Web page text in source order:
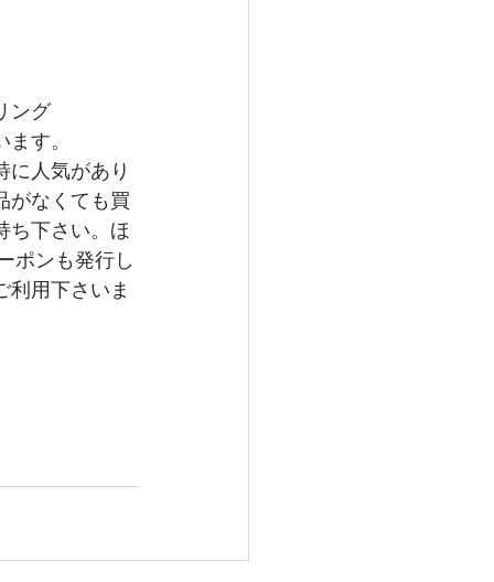
ング
す。
に人気があり
がなくても買
ち下さい。ほ
ポンも発行し
利用下さいま